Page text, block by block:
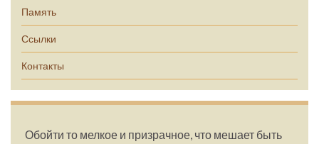
Память
Ссылки
Контакты
Обойти то мелкое и призрачное, что мешает быть